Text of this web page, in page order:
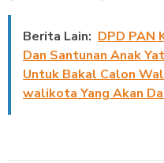
Berita Lain: DPD PAN
Dan Santunan Anak
Untuk Bakal Calon
walikota Yang Akan